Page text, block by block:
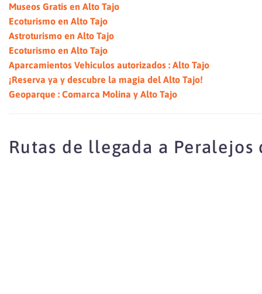
Museos Gratis en Alto Tajo
Ecoturismo en Alto Tajo
Astroturismo en Alto Tajo
Ecoturismo en Alto Tajo
Aparcamientos Vehiculos autorizados : Alto Tajo
¡Reserva ya y descubre la magia del Alto Tajo!
Geoparque : Comarca Molina y Alto Tajo
Rutas de llegada a Peralejos